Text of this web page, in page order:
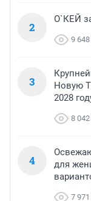
2
О`КЕЙ
9 648
3
Новую
2028
8 042
4
для
7 971